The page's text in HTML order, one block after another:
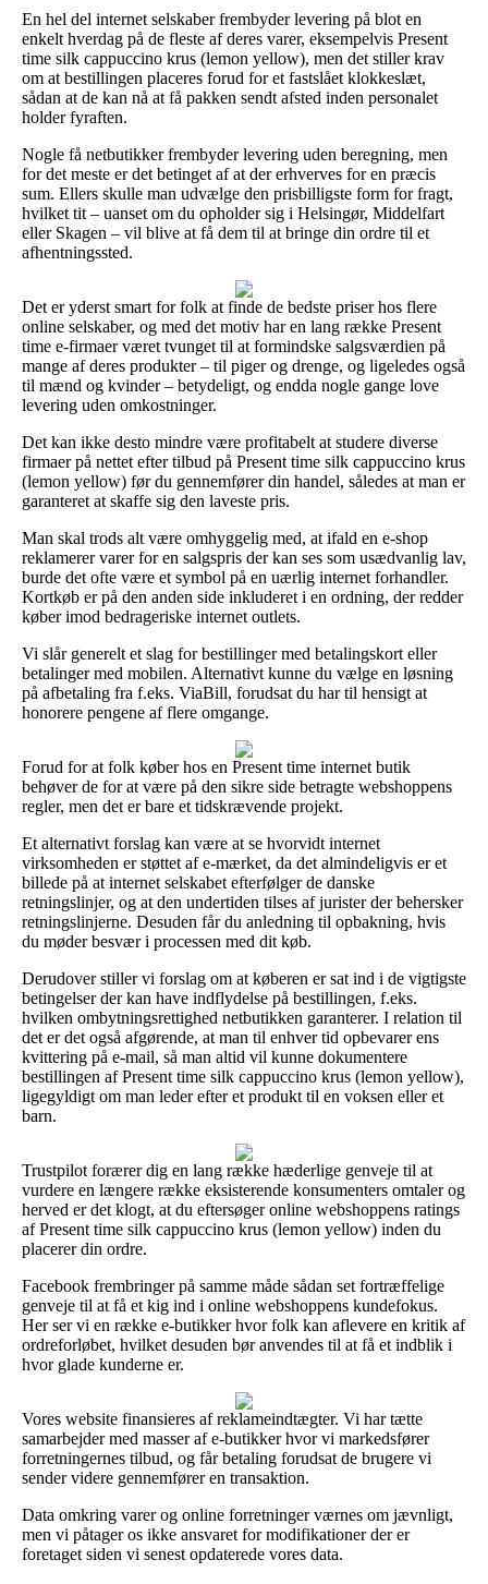
En hel del internet selskaber frembyder levering på blot en
enkelt hverdag på de fleste af deres varer, eksempelvis Present
time silk cappuccino krus (lemon yellow), men det stiller krav
om at bestillingen placeres forud for et fastslået klokkeslæt,
sådan at de kan nå at få pakken sendt afsted inden personalet
holder fyraften.
Nogle få netbutikker frembyder levering uden beregning, men
for det meste er det betinget af at der erhverves for en præcis
sum. Ellers skulle man udvælge den prisbilligste form for fragt,
hvilket tit – uanset om du opholder sig i Helsingør, Middelfart
eller Skagen – vil blive at få dem til at bringe din ordre til et
afhentningssted.
Det er yderst smart for folk at finde de bedste priser hos flere
online selskaber, og med det motiv har en lang række Present
time e-firmaer været tvunget til at formindske salgsværdien på
mange af deres produkter – til piger og drenge, og ligeledes også
til mænd og kvinder – betydeligt, og endda nogle gange love
levering uden omkostninger.
Det kan ikke desto mindre være profitabelt at studere diverse
firmaer på nettet efter tilbud på Present time silk cappuccino krus
(lemon yellow) før du gennemfører din handel, således at man er
garanteret at skaffe sig den laveste pris.
Man skal trods alt være omhyggelig med, at ifald en e-shop
reklamerer varer for en salgspris der kan ses som usædvanlig lav,
burde det ofte være et symbol på en uærlig internet forhandler.
Kortkøb er på den anden side inkluderet i en ordning, der redder
køber imod bedrageriske internet outlets.
Vi slår generelt et slag for bestillinger med betalingskort eller
betalinger med mobilen. Alternativt kunne du vælge en løsning
på afbetaling fra f.eks. ViaBill, forudsat du har til hensigt at
honorere pengene af flere omgange.
Forud for at folk køber hos en Present time internet butik
behøver de for at være på den sikre side betragte webshoppens
regler, men det er bare et tidskrævende projekt.
Et alternativt forslag kan være at se hvorvidt internet
virksomheden er støttet af e-mærket, da det almindeligvis er et
billede på at internet selskabet efterfølger de danske
retningslinjer, og at den undertiden tilses af jurister der behersker
retningslinjerne. Desuden får du anledning til opbakning, hvis
du møder besvær i processen med dit køb.
Derudover stiller vi forslag om at køberen er sat ind i de vigtigste
betingelser der kan have indflydelse på bestillingen, f.eks.
hvilken ombytningsrettighed netbutikken garanterer. I relation til
det er det også afgørende, at man til enhver tid opbevarer ens
kvittering på e-mail, så man altid vil kunne dokumentere
bestillingen af Present time silk cappuccino krus (lemon yellow),
ligegyldigt om man leder efter et produkt til en voksen eller et
barn.
Trustpilot forærer dig en lang række hæderlige genveje til at
vurdere en længere række eksisterende konsumenters omtaler og
herved er det klogt, at du eftersøger online webshoppens ratings
af Present time silk cappuccino krus (lemon yellow) inden du
placerer din ordre.
Facebook frembringer på samme måde sådan set fortræffelige
genveje til at få et kig ind i online webshoppens kundefokus.
Her ser vi en række e-butikker hvor folk kan aflevere en kritik af
ordreforløbet, hvilket desuden bør anvendes til at få et indblik i
hvor glade kunderne er.
Vores website finansieres af reklameindtægter. Vi har tætte
samarbejder med masser af e-butikker hvor vi markedsfører
forretningernes tilbud, og får betaling forudsat de brugere vi
sender videre gennemfører en transaktion.
Data omkring varer og online forretninger værnes om jævnligt,
men vi påtager os ikke ansvaret for modifikationer der er
foretaget siden vi senest opdaterede vores data.